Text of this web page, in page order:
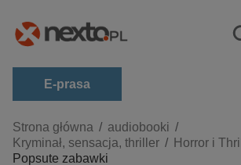
E-prasa
Kategorie
Zobacz wszystkie E-prasa
Strona główna
audiobooki
Kryminał, sensacja, thriller
Horror i
Popsute zabawki